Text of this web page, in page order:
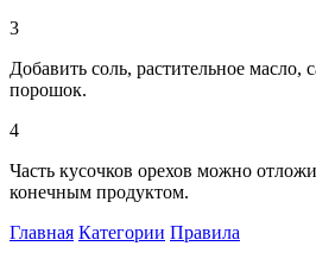
3
Добавить соль, растительное масло,
порошок.
4
Часть кусочков орехов можно
конечным продуктом.
Главная Категории Правила